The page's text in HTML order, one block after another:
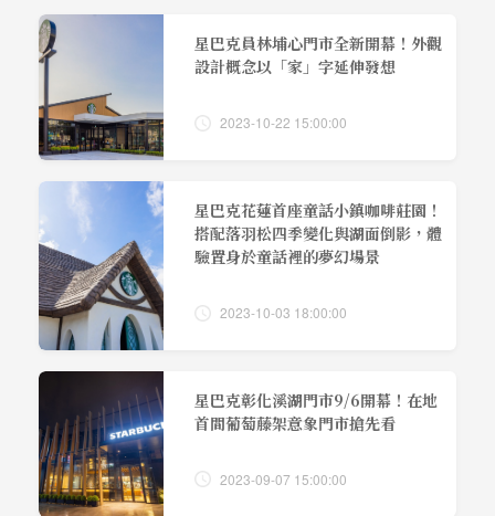
星巴克員林埔心門市全新開幕！外觀
設計概念以「家」字延伸發想
2023-10-22 15:00:00
星巴克花蓮首座童話小鎮咖啡莊園！
搭配落羽松四季變化與湖面倒影，體
驗置身於童話裡的夢幻場景
2023-10-03 18:00:00
星巴克彰化溪湖門市9/6開幕！在地
首間葡萄藤架意象門市搶先看
2023-09-07 15:00:00